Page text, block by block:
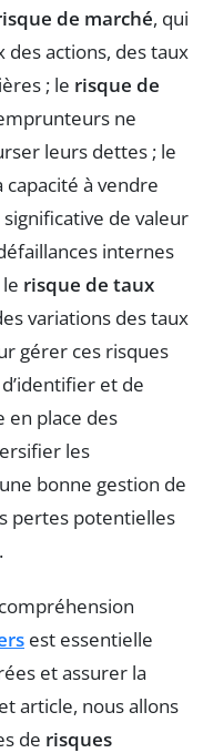
de marché, qui
actions, des taux
; le risque de
ne
leurs dettes ; le
capacité à vendre
de valeur
internes
risque de taux
variations des taux
gérer ces risques
et de
en place des
les
bonne gestion de
pertes potentielles
est essentielle
et assurer la
article, nous allons
de risques